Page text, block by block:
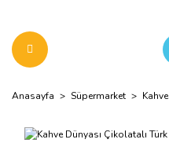
Anasayfa Süpermarket Kahve